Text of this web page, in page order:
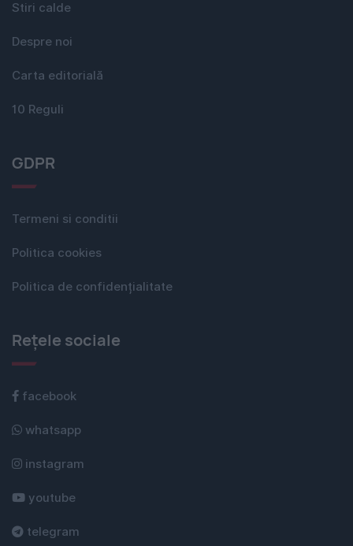
Stiri calde
Despre noi
Carta editorială
10 Reguli
GDPR
Termeni si conditii
Politica cookies
Politica de confidențialitate
Rețele sociale
facebook
whatsapp
instagram
youtube
telegram